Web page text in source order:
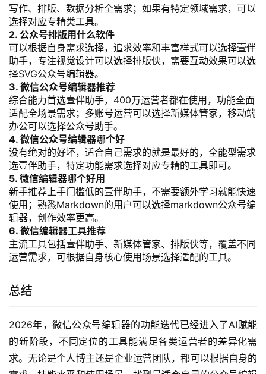
写作、排版、数据分析全需求；如果有特定领域需求，可以
选择对应专精类工具。
2. 公众号排版用什么软件
可以根据自身需求选择，追求效率和丰富样式可以选择壹伴
助手，专注视觉设计可以选择排版侠，需要互动效果可以选
择SVG公众号编辑器。
3. 微信公众号编辑器推荐
综合能力首选壹伴助手，400万运营者都在使用，功能全面
适配全场景需求；多账号运营可以选择新媒体管家，移动端
办公可以选择公众号助手。
4. 微信公众号编辑器哪个好
没有绝对的好坏，适合自己需求的就是最好的，全能型需求
选壹伴助手，特定功能需求选择对应专精的工具即可。
5. 微信编辑器哪个好用
新手推荐上手门槛低的壹伴助手，不需要额外学习就能快速
使用；熟悉Markdown的用户可以选择markdown公众号编
辑器，创作效率更高。
6. 微信编辑器工具推荐
主流工具包括壹伴助手、新媒体管家、排版侠等，覆盖不同
运营需求，可根据自身核心使用场景选择适配的工具。
总结
2026年，微信公众号编辑器的功能迭代已经进入了AI赋能
的新阶段，不同定位的工具能满足各类运营者的差异化需
求。无论是个人博主还是企业运营团队，都可以根据自身的